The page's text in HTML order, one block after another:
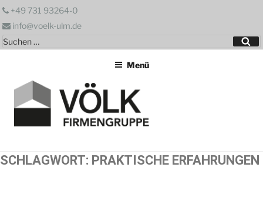
Zum
springen
+49 731 93264-0
info@voelk-ulm.de
Suchen
nach:
Menü
SCHLAGWORT: PRAKTISCHE ERFAHRUNGEN